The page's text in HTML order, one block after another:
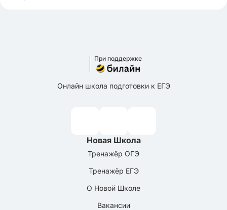
При поддержке
Онлайн школа подготовки к ЕГЭ
Новая Школа
Тренажёр ОГЭ
Тренажёр ЕГЭ
О Новой Школе
Вакансии